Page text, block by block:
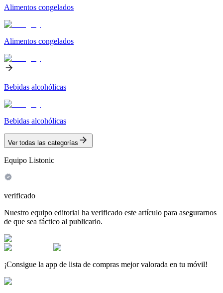
Alimentos congelados
Alimentos congelados
Bebidas alcohólicas
Bebidas alcohólicas
Ver todas las categorías
Equipo Listonic
verificado
Nuestro equipo editorial ha verificado este artículo para asegurarnos
de que sea fáctico al publicarlo.
¡Consigue la app de lista de compras mejor valorada en tu móvil!